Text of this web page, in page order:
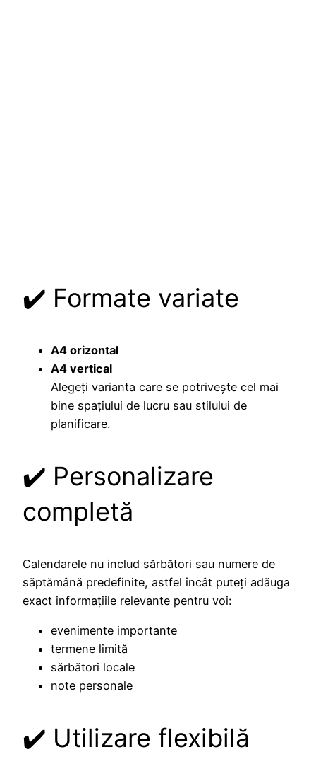
✔️ Formate variate
A4 orizontal
A4 vertical
Alegeți varianta care se potrivește cel mai
bine spațiului de lucru sau stilului de
planificare.
✔️ Personalizare
completă
Calendarele nu includ sărbători sau numere de
săptămână predefinite, astfel încât puteți adăuga
exact informațiile relevante pentru voi:
evenimente importante
termene limită
sărbători locale
note personale
✔️ Utilizare flexibilă